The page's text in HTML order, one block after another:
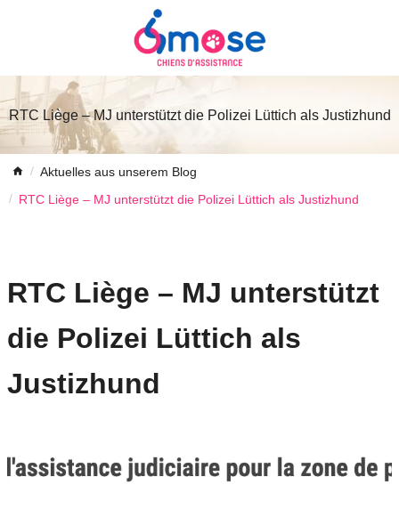
RTC Liège – MJ unterstützt die Polizei Lüttich als Justizhund
Aktuelles aus unserem Blog
RTC Liège – MJ unterstützt die Polizei Lüttich als Justizhund
RTC Liège – MJ unterstützt
die Polizei Lüttich als
Justizhund